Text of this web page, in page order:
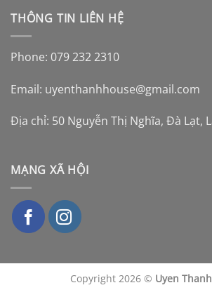
THÔNG TIN LIÊN HỆ
Phone: 079 232 2310
Email: uyenthanhhouse@gmail.com
Địa chỉ: 50 Nguyễn Thị Nghĩa, Đà Lạt,
MẠNG XÃ HỘI
Copyright 2026 © Uyen